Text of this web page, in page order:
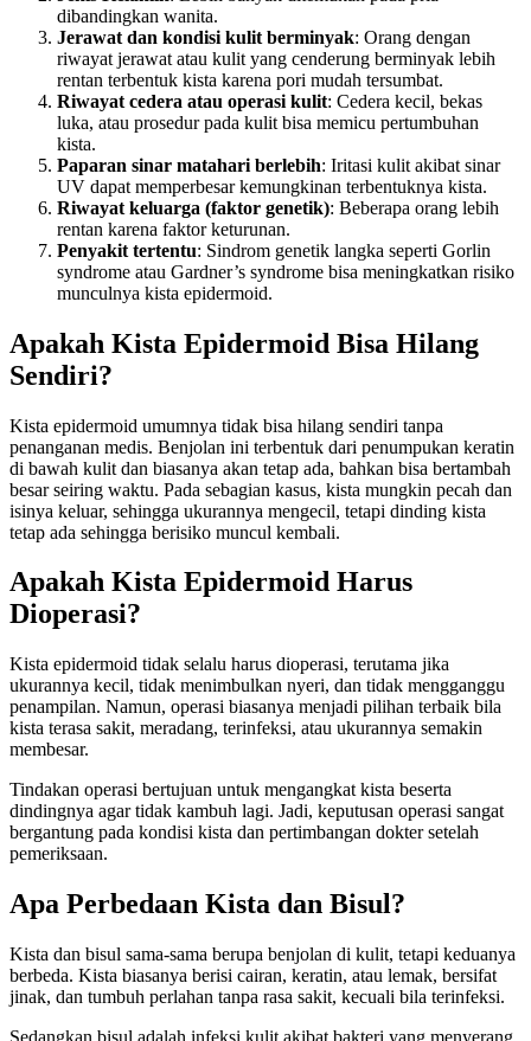
dibandingkan wanita.
Jerawat dan kondisi kulit berminyak: Orang dengan
riwayat jerawat atau kulit yang cenderung berminyak lebih
rentan terbentuk kista karena pori mudah tersumbat.
Riwayat cedera atau operasi kulit: Cedera kecil, bekas
luka, atau prosedur pada kulit bisa memicu pertumbuhan
kista.
Paparan sinar matahari berlebih: Iritasi kulit akibat sinar
UV dapat memperbesar kemungkinan terbentuknya kista.
Riwayat keluarga (faktor genetik): Beberapa orang lebih
rentan karena faktor keturunan.
Penyakit tertentu: Sindrom genetik langka seperti Gorlin
syndrome atau Gardner’s syndrome bisa meningkatkan risiko
munculnya kista epidermoid.
Apakah Kista Epidermoid Bisa Hilang
Sendiri?
Kista epidermoid umumnya tidak bisa hilang sendiri tanpa
penanganan medis. Benjolan ini terbentuk dari penumpukan keratin
di bawah kulit dan biasanya akan tetap ada, bahkan bisa bertambah
besar seiring waktu. Pada sebagian kasus, kista mungkin pecah dan
isinya keluar, sehingga ukurannya mengecil, tetapi dinding kista
tetap ada sehingga berisiko muncul kembali.
Apakah Kista Epidermoid Harus
Dioperasi?
Kista epidermoid tidak selalu harus dioperasi, terutama jika
ukurannya kecil, tidak menimbulkan nyeri, dan tidak mengganggu
penampilan. Namun, operasi biasanya menjadi pilihan terbaik bila
kista terasa sakit, meradang, terinfeksi, atau ukurannya semakin
membesar.
Tindakan operasi bertujuan untuk mengangkat kista beserta
dindingnya agar tidak kambuh lagi. Jadi, keputusan operasi sangat
bergantung pada kondisi kista dan pertimbangan dokter setelah
pemeriksaan.
Apa Perbedaan Kista dan Bisul?
Kista dan bisul sama-sama berupa benjolan di kulit, tetapi keduanya
berbeda. Kista biasanya berisi cairan, keratin, atau lemak, bersifat
jinak, dan tumbuh perlahan tanpa rasa sakit, kecuali bila terinfeksi.